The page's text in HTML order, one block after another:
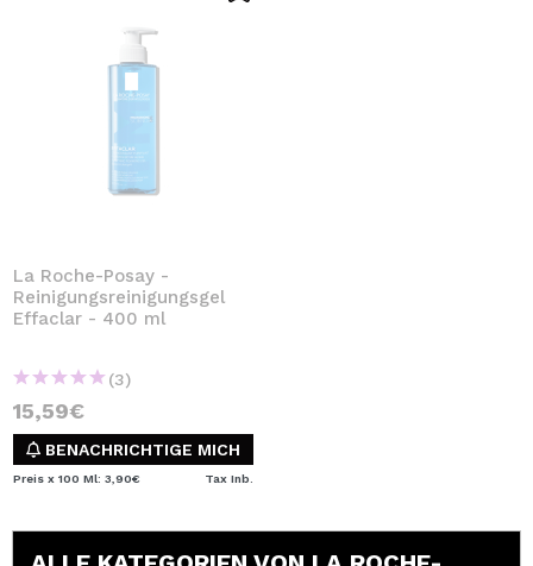
La Roche-Posay -
Reinigungsreinigungsgel
Effaclar - 400 ml
(3)
15,59€
BENACHRICHTIGE MICH
Preis x 100 Ml: 3,90€ Tax Inb.